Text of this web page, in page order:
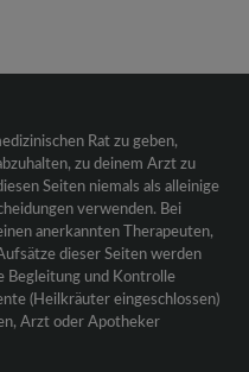
Rat zu geben,
zu deinem Arzt zu
Seiten niemals als alleinige
verwenden. Bei
anerkannten Therapeuten,
dieser Seiten werden
Begleitung und Kontrolle
(Heilkräuter eingeschlossen)
Arzt oder Apotheker